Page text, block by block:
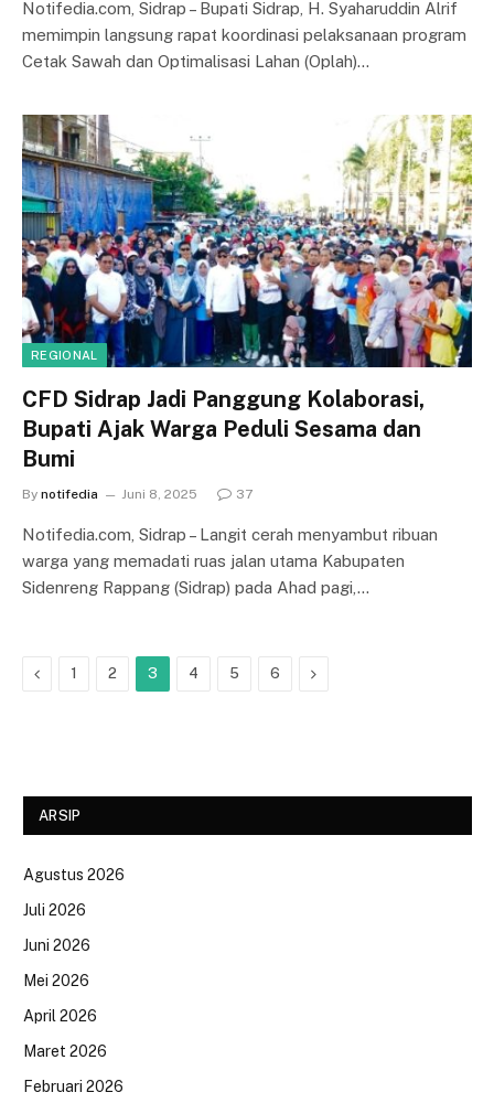
Notifedia.com, Sidrap – Bupati Sidrap, H. Syaharuddin Alrif
memimpin langsung rapat koordinasi pelaksanaan program
Cetak Sawah dan Optimalisasi Lahan (Oplah)…
REGIONAL
CFD Sidrap Jadi Panggung Kolaborasi,
Bupati Ajak Warga Peduli Sesama dan
Bumi
By notifedia Juni 8, 2025 37
Notifedia.com, Sidrap – Langit cerah menyambut ribuan
warga yang memadati ruas jalan utama Kabupaten
Sidenreng Rappang (Sidrap) pada Ahad pagi,…
Previous
1 2 3 4 5 6 Next
ARSIP
Agustus 2026
Juli 2026
Juni 2026
Mei 2026
April 2026
Maret 2026
Februari 2026